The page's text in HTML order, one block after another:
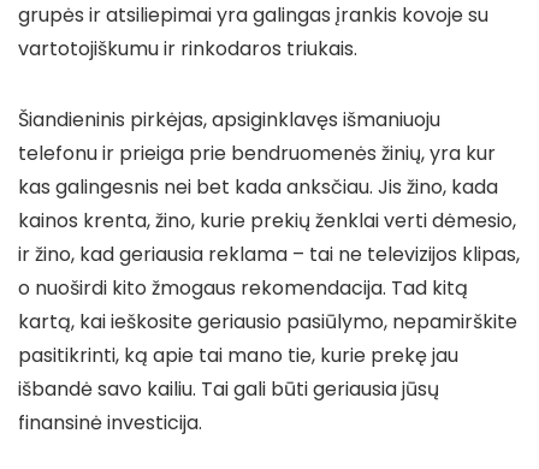
grupės ir atsiliepimai yra galingas įrankis kovoje su
vartotojiškumu ir rinkodaros triukais.
Šiandieninis pirkėjas, apsiginklavęs išmaniuoju
telefonu ir prieiga prie bendruomenės žinių, yra kur
kas galingesnis nei bet kada anksčiau. Jis žino, kada
kainos krenta, žino, kurie prekių ženklai verti dėmesio,
ir žino, kad geriausia reklama – tai ne televizijos klipas,
o nuoširdi kito žmogaus rekomendacija. Tad kitą
kartą, kai ieškosite geriausio pasiūlymo, nepamirškite
pasitikrinti, ką apie tai mano tie, kurie prekę jau
išbandė savo kailiu. Tai gali būti geriausia jūsų
finansinė investicija.